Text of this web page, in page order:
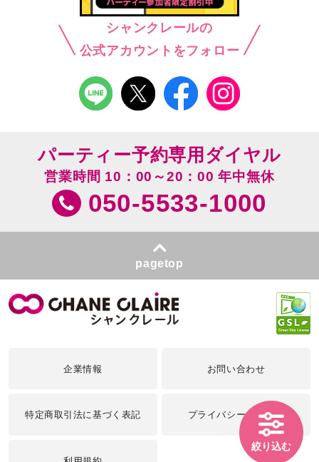
シャンクレールの
公式アカウントをフォロー
絞り込む
パーティー予約専用ダイヤル
営業時間 10：00～20：00 年中無休
050-5533-1000
pagetop
企業情報 お問い合わせ
特定商取引法に基づく表記 プライバシーポリシー